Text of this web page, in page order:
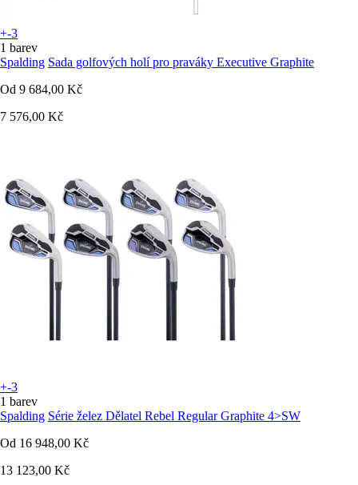
+-3
1 barev
Spalding Sada golfových holí pro praváky Executive Graphite
Od 9 684,00 Kč
7 576,00 Kč
+-3
1 barev
Spalding Série želez Dělatel Rebel Regular Graphite 4>SW
Od 16 948,00 Kč
13 123,00 Kč